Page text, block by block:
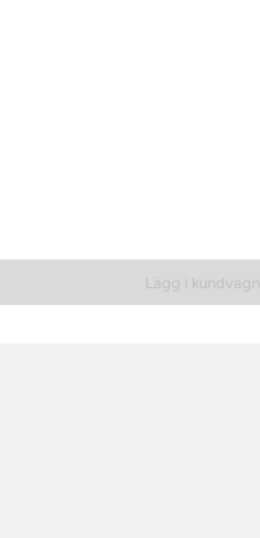
Lägg i kundvagn